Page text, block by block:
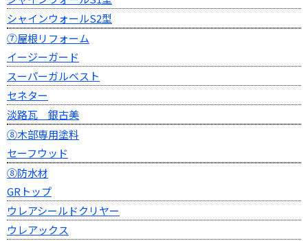
シャインウォールS2型
⑦屋根リフォーム
イージーガード
スーパーガルベスト
セネター
淡路瓦 銀古美
⑧木部専用塗料
セーフウッド
⑧防水材
GRトップ
ウレアシールドクリヤー
ウレアックス